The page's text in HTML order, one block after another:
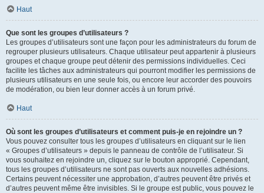
Haut
Que sont les groupes d’utilisateurs ?
Les groupes d’utilisateurs sont une façon pour les administrateurs du forum de
regrouper plusieurs utilisateurs. Chaque utilisateur peut appartenir à plusieurs
groupes et chaque groupe peut détenir des permissions individuelles. Ceci
facilite les tâches aux administrateurs qui pourront modifier les permissions de
plusieurs utilisateurs en une seule fois, ou encore leur accorder des pouvoirs
de modération, ou bien leur donner accès à un forum privé.
Haut
Où sont les groupes d’utilisateurs et comment puis-je en rejoindre un ?
Vous pouvez consulter tous les groupes d’utilisateurs en cliquant sur le lien
« Groupes d’utilisateurs » depuis le panneau de contrôle de l’utilisateur. Si
vous souhaitez en rejoindre un, cliquez sur le bouton approprié. Cependant,
tous les groupes d’utilisateurs ne sont pas ouverts aux nouvelles adhésions.
Certains peuvent nécessiter une approbation, d’autres peuvent être privés et
d’autres peuvent même être invisibles. Si le groupe est public, vous pouvez le